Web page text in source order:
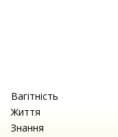
Вагітність
Життя
Знання